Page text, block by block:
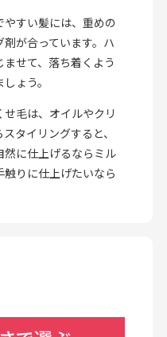
すい髪には、重めの
が合っています。ハ
せて、落ち着くよう
ょう。
毛は、オイルやクリ
タイリングすると、
然に仕上げるならミル
りに仕上げたいなら